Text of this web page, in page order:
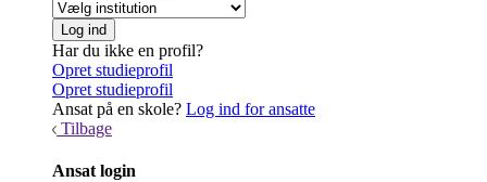
Har du ikke en profil?
Opret studieprofil
Opret studieprofil
Ansat på en skole? Log ind for ansatte
Tilbage
Ansat login